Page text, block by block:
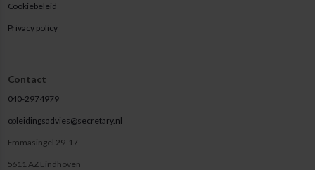
Cookiebeleid
Privacy policy
Contact
040-2974979
opleidingsadvies@secretary.nl
Emmasingel 29-17
5611 AZ Eindhoven